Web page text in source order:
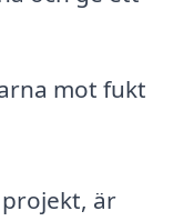
mot fukt
är